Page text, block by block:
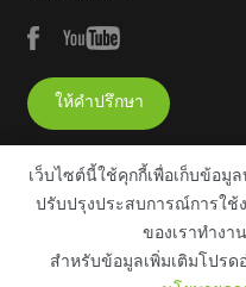
ให้คำปรึกษา
Copyright © 2025 ZKTECO CO.,
เว็บไซต์นี้ใช้คุกกี้เพื่อเก็บข้อ
ปรับปรุงประสบการณ์การใช้
ของเราทํางา
สําหรับข้อมูลเพิ่มเติมโปรด